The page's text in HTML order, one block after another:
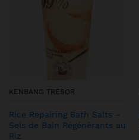
KENBANG TRÉSOR
Rice Repairing Bath Salts –
Sels de Bain Régénérants au
Riz